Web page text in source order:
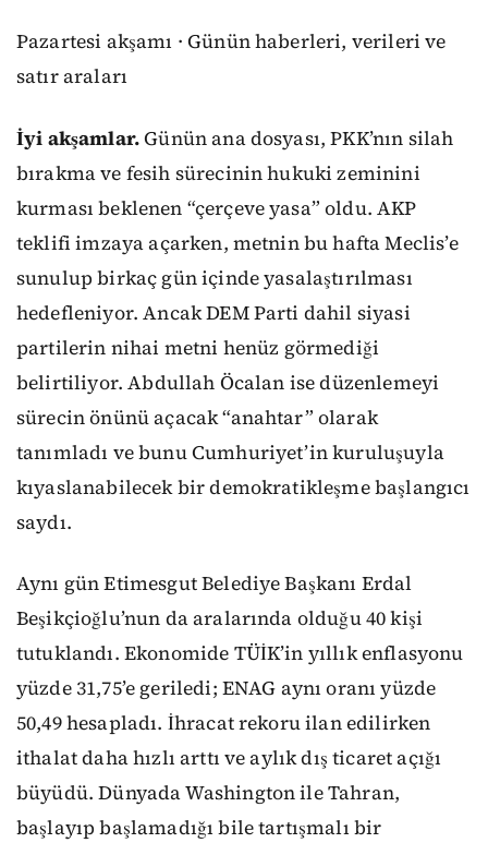
Pazartesi akşamı · Günün haberleri, verileri ve
satır araları
İyi akşamlar.Günün ana dosyası, PKK’nın silah
bırakma ve fesih sürecinin hukuki zeminini
kurması beklenen “çerçeve yasa” oldu. AKP
teklifi imzaya açarken, metnin bu hafta Meclis’e
sunulup birkaç gün içinde yasalaştırılması
hedefleniyor. Ancak DEM Parti dahil siyasi
partilerin nihai metni henüz görmediği
belirtiliyor. Abdullah Öcalan ise düzenlemeyi
sürecin önünü açacak “anahtar” olarak
tanımladı ve bunu Cumhuriyet’in kuruluşuyla
kıyaslanabilecek bir demokratikleşme başlangıcı
saydı.
Aynı gün Etimesgut Belediye Başkanı Erdal
Beşikçioğlu’nun da aralarında olduğu 40 kişi
tutuklandı. Ekonomide TÜİK’in yıllık enflasyonu
yüzde 31,75’e geriledi; ENAG aynı oranı yüzde
50,49 hesapladı. İhracat rekoru ilan edilirken
ithalat daha hızlı arttı ve aylık dış ticaret açığı
büyüdü. Dünyada Washington ile Tahran,
başlayıp başlamadığı bile tartışmalı bir